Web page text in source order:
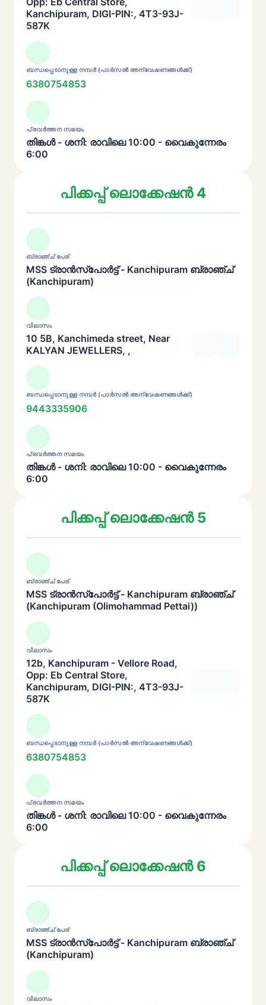
Kanchipuram, DIGI-PIN:, 4T3-93J-
587K
ബന്ധപ്പെടാനുള്ള നമ്പർ (പാർസൽ അന്വേഷണങ്ങൾക്ക്)
6380754853
പ്രവർത്തന സമയം
തിങ്കൾ - ശനി: രാവിലെ 10:00 - വൈകുന്നേരം
6:00
പിക്കപ്പ് ലൊക്കേഷൻ 4
ബ്രാഞ്ച് പേര്
MSS ട്രാൻസ്പോർട്ട് - Kanchipuram ബ്രാഞ്ച്
(Kanchipuram)
വിലാസം
10 5B, Kanchimeda street, Near
KALYAN JEWELLERS, ,
ബന്ധപ്പെടാനുള്ള നമ്പർ (പാർസൽ അന്വേഷണങ്ങൾക്ക്)
9443335906
പ്രവർത്തന സമയം
തിങ്കൾ - ശനി: രാവിലെ 10:00 - വൈകുന്നേരം
6:00
പിക്കപ്പ് ലൊക്കേഷൻ 5
ബ്രാഞ്ച് പേര്
MSS ട്രാൻസ്പോർട്ട് - Kanchipuram ബ്രാഞ്ച്
(Kanchipuram (Olimohammad Pettai))
വിലാസം
12b, Kanchipuram - Vellore Road,
Opp: Eb Central Store,
Kanchipuram, DIGI-PIN:, 4T3-93J-
587K
ബന്ധപ്പെടാനുള്ള നമ്പർ (പാർസൽ അന്വേഷണങ്ങൾക്ക്)
6380754853
പ്രവർത്തന സമയം
തിങ്കൾ - ശനി: രാവിലെ 10:00 - വൈകുന്നേരം
6:00
പിക്കപ്പ് ലൊക്കേഷൻ 6
ബ്രാഞ്ച് പേര്
MSS ട്രാൻസ്പോർട്ട് - Kanchipuram ബ്രാഞ്ച്
(Kanchipuram)
വിലാസം